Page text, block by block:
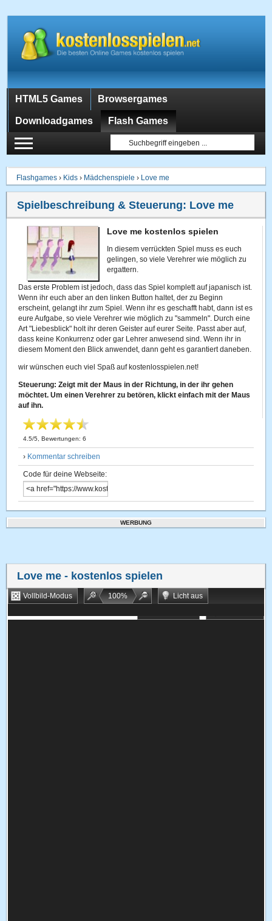
HTML5 Games Browsergames
Downloadgames Flash Games
Flashgames › Kids › Mädchenspiele › Love me
Spielbeschreibung & Steuerung: Love me
Love me kostenlos spielen
In diesem verrückten Spiel muss es euch
gelingen, so viele Verehrer wie möglich zu
ergattern.
Das erste Problem ist jedoch, dass das Spiel komplett auf japanisch ist.
Wenn ihr euch aber an den linken Button haltet, der zu Beginn
erscheint, gelangt ihr zum Spiel. Wenn ihr es geschafft habt, dann ist es
eure Aufgabe, so viele Verehrer wie möglich zu "sammeln". Durch eine
Art "Liebesblick" holt ihr deren Geister auf eurer Seite. Passt aber auf,
dass keine Konkurrenz oder gar Lehrer anwesend sind. Wenn ihr in
diesem Moment den Blick anwendet, dann geht es garantiert daneben.
wir wünschen euch viel Spaß auf kostenlosspielen.net!
Steuerung: Zeigt mit der Maus in der Richtung, in der ihr gehen
möchtet. Um einen Verehrer zu betören, klickt einfach mit der Maus
auf ihn.
4.5/5 , Bewertungen:6
› Kommentar schreiben
Code für deine Webseite:
WERBUNG
Love me - kostenlos spielen
Vollbild-Modus 100%
Licht aus